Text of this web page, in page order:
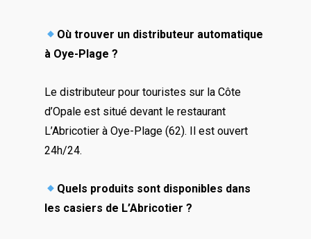
Où trouver un distributeur automatique
à Oye-Plage ?
Le distributeur pour touristes sur la Côte
d’Opale est situé devant le restaurant
L’Abricotier à Oye-Plage (62). Il est ouvert
24h/24.
Quels produits sont disponibles dans
les casiers de L’Abricotier ?